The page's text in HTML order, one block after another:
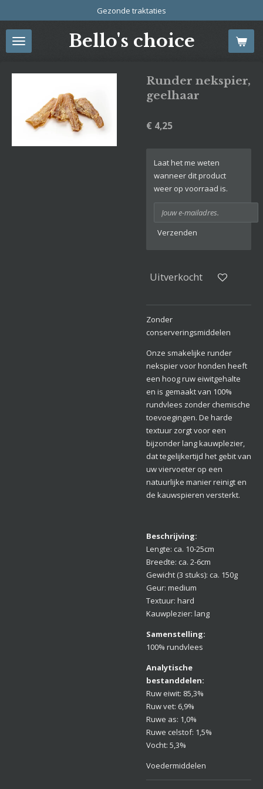
naar
de
Bello's choice
Gezonde traktaties
Runder nekspier,
geelhaar
€ 4,25
Laat het me weten
wanneer dit product
weer op voorraad is.
Verzenden
Uitverkocht
Zonder
conserveringsmiddelen
Onze smakelijke runder
nekspier voor honden heeft
een hoog ruw eiwitgehalte
en is gemaakt van 100%
rundvlees zonder chemische
toevoegingen. De harde
textuur zorgt voor een
bijzonder lang kauwplezier,
dat tegelijkertijd het gebit van
uw viervoeter op een
natuurlijke manier reinigt en
de kauwspieren versterkt.
Beschrijving:
Lengte: ca. 10-25cm
Breedte: ca. 2-6cm
Gewicht (3 stuks): ca. 150g
Geur: medium
Textuur: hard
Kauwplezier: lang
Samenstelling:
100% rundvlees
Analytische
bestanddelen:
Ruw eiwit: 85,3%
Ruw vet: 6,9%
Ruwe as: 1,0%
Ruwe celstof: 1,5%
Vocht: 5,3%
Voedermiddelen